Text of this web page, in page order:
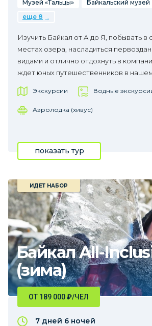
Музей «Тальцы» Байкальский музей
еще 8
Изучить Байкал от А до Я, побывать в
местах озера, насладиться
видами и отлично отдохнуть в
ждет юных путешественников в
Экскурсии Водные
Аэролодка (хивус)
показать тур
Байкал All-
(зима)
ИДЕТ НАБОР
ОТ 189 000₽/ЧЕЛ
7 дней 6 ночей